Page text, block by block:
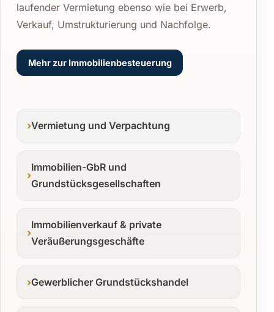
laufender Vermietung ebenso wie bei Erwerb,
Verkauf, Umstrukturierung und Nachfolge.
Mehr zur Immobilienbesteuerung
Vermietung und Verpachtung
Immobilien-GbR und
Grundstücksgesellschaften
Immobilienverkauf & private
Veräußerungsgeschäfte
Gewerblicher Grundstückshandel